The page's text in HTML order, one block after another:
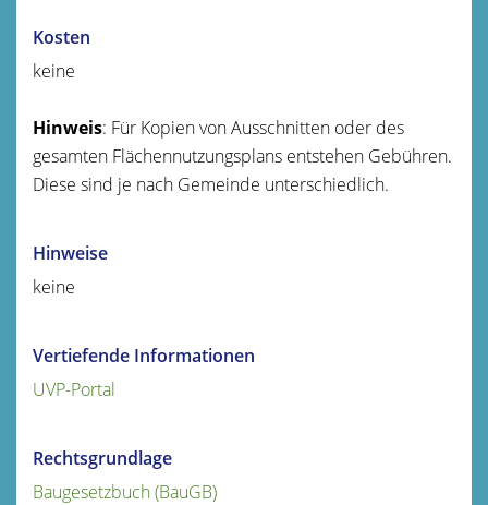
Kosten
keine
Hinweis: Für Kopien von Ausschnitten oder des
gesamten Flächennutzungsplans entstehen Gebühren.
Diese sind je nach Gemeinde unterschiedlich.
Hinweise
keine
Vertiefende Informationen
UVP-Portal
Rechtsgrundlage
Baugesetzbuch (BauGB)